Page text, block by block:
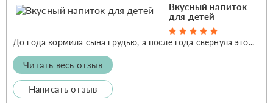
Вкусный напиток
для детей
До года кормила сына грудью, а после года свернула это...
Читать весь отзыв
Написать отзыв